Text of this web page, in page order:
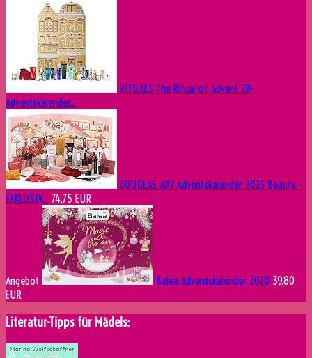
RITUALS The Ritual of Advent 2D-
Adventskalender...
DOUGLAS ADV Adventskalender 2023 Beauty -
EXKLUSIV... 74,75 EUR
Angebot Balea Adventskalender 2020 39,80
EUR
Literatur-Tipps für Mädels: